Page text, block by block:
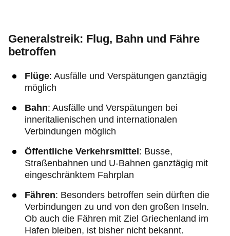
Generalstreik: Flug, Bahn und Fähre
betroffen
Flüge: Ausfälle und Verspätungen ganztägig
möglich
Bahn: Ausfälle und Verspätungen bei
inneritalienischen und internationalen
Verbindungen möglich
Öffentliche Verkehrsmittel : Busse,
Straßenbahnen und U-Bahnen ganztägig mit
eingeschränktem Fahrplan
Fähren: Besonders betroffen sein dürften die
Verbindungen zu und von den großen Inseln.
Ob auch die Fähren mit Ziel Griechenland im
Hafen bleiben, ist bisher nicht bekannt.